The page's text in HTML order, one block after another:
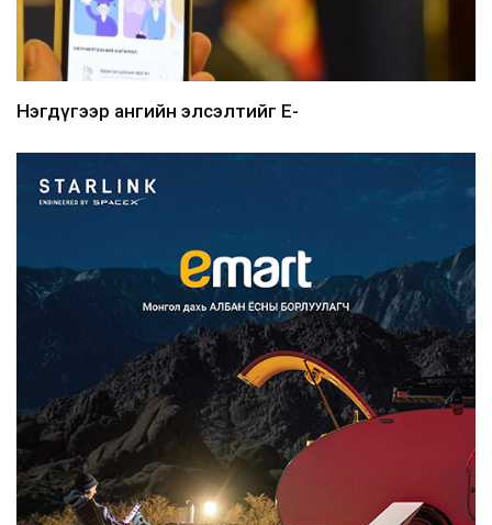
Нэгдүгээр ангийн элсэлтийг E-
Францад иргэд рүү зөвшөөрөлгүй
сурталчилгааны дууд...
2026/08/07
Нийтийн тээврийн Ч:19А чиглэлийн